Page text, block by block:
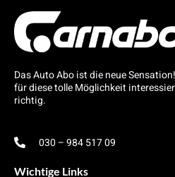
Das Auto Abo ist die neue
für diese tolle Möglichkeit
richtig.
030 – 984 517 09
Wichtige Links